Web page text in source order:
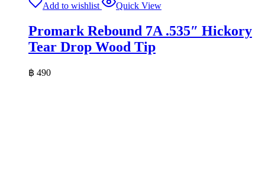
Add to wishlist Quick View
Promark Rebound 7A .535″ Hickory
Tear Drop Wood Tip
฿ 490